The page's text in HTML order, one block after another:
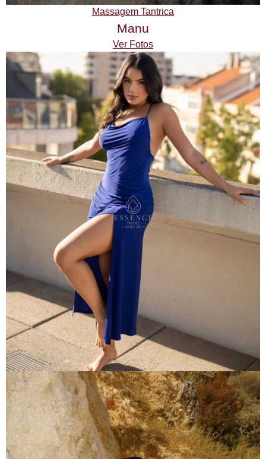
Massagem Tantrica
Manu
Ver Fotos